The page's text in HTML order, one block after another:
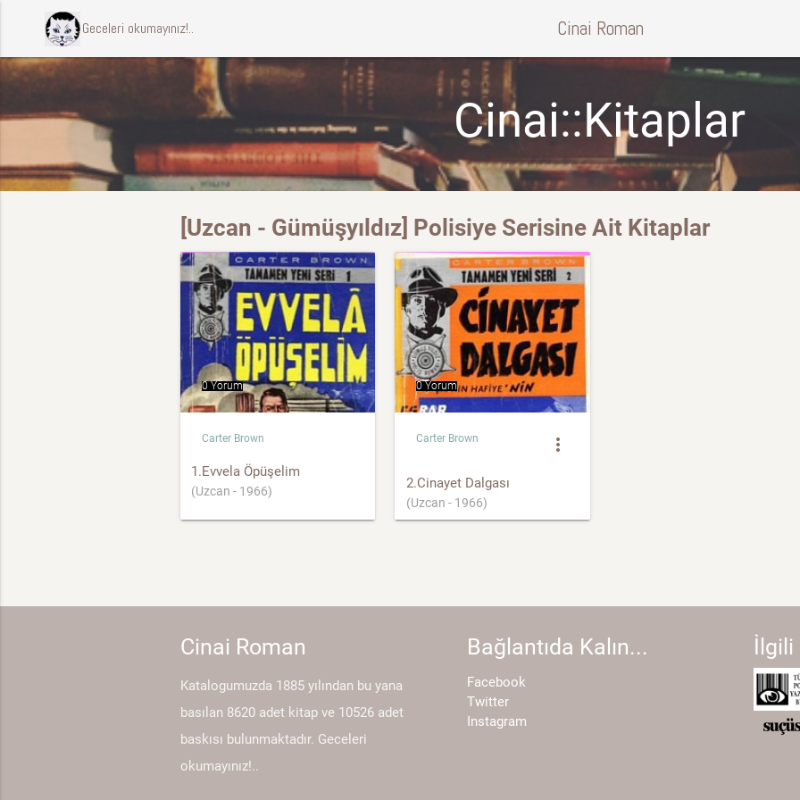
ccccci Geceleri okumayınız!.. Cinai Roman
Cinai::Kitaplar
[Uzcan - Gümüşyıldız] Polisiye Serisine Ait Kitaplar
0 Yorum
Carter Brown
1.Evvela Öpüşelim
(Uzcan - 1966)
0 Yorum
Carter Brown more_vert
2.Cinayet Dalgası
(Uzcan - 1966)
Cinai Roman
Katalogumuzda 1885 yılından bu yana
basılan 8620 adet kitap ve 10526 adet
baskısı bulunmaktadır. Geceleri
okumayınız!..
Bağlantıda Kalın...
Facebook
Twitter
Instagram
İlgili